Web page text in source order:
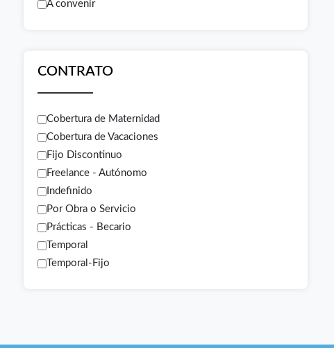
A convenir
CONTRATO
Cobertura de Maternidad
Cobertura de Vacaciones
Fijo Discontinuo
Freelance - Autónomo
Indefinido
Por Obra o Servicio
Prácticas - Becario
Temporal
Temporal-Fijo